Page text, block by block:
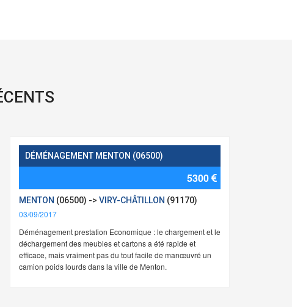
DÉMÉNAGEMENT MENTON (06500)
5300
MENTON (06500) -> VIRY-CHÂTILLON (91170)
03/09/2017
Déménagement prestation Economique : le chargement et le
déchargement des meubles et cartons a été rapide et
efficace, mais vraiment pas du tout facile de manœuvré un
camion poids lourds dans la ville de Menton.